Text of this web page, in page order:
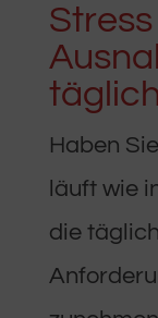
Haben
läuft wie
die